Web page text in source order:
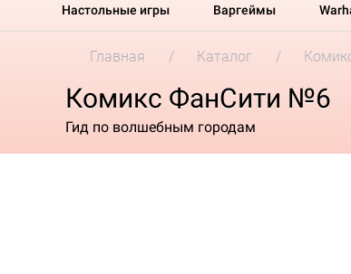
Настольные игры Варгеймы
Главная Каталог
Комикс ФанСити №6
Гид по волшебным городам